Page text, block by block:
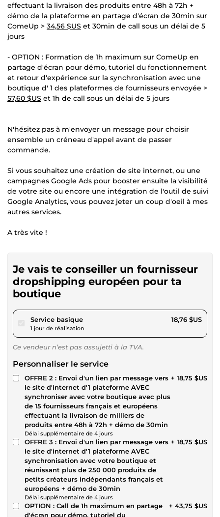
effectuant la livraison des produits entre 48h à 72h +
démo de la plateforme en partage d'écran de 30min sur
ComeUp > 34,56 $US et 30min de call sous un délai de 5
jours
- OPTION : Formation de 1h maximum sur ComeUp en
partage d'écran pour démo, tutoriel du fonctionnement
et retour d'expérience sur la synchronisation avec une
boutique d' 1 des plateformes de fournisseurs envoyée >
57,60 $US et 1h de call sous un délai de 5 jours
N'hésitez pas à m'envoyer un message pour choisir
ensemble un créneau d'appel avant de passer
commande.
Si vous souhaitez une création de site internet, ou une
campagnes Google Ads pour booster ensuite la visibilité
de votre site ou encore une intégration de l'outil de suivi
Google Analytics, vous pouvez jeter un coup d'oeil à mes
autres services.
A très vite !
Je vais te conseiller un fournisseur
dropshipping européen pour ta
boutique
Service basiquepour 17,28 $US
1 jour de réalisation
18,76 $US
Ce vendeur n’est pas assujetti à la TVA.
Personnaliser le service
OFFRE 2 : Envoi d'un lien par message vers
le site d'internet d'1 plateforme AVEC
synchroniser avec votre boutique avec plus
de 15 fournisseurs français et européens
effectuant la livraison de milliers de
produits entre 48h à 72h + démo de 30min
Délai supplémentaire de 4 jours
+ 18,75 $US
OFFRE 3 : Envoi d'un lien par message vers
le site d'internet d'1 plateforme AVEC
synchronisation avec votre boutique et
réunissant plus de 250 000 produits de
petits créateurs indépendants français et
européens + démo de 30min
Délai supplémentaire de 4 jours
+ 18,75 $US
OPTION : Call de 1h maximum en partage
d'écran pour démo, tutoriel du
+ 43,75 $US